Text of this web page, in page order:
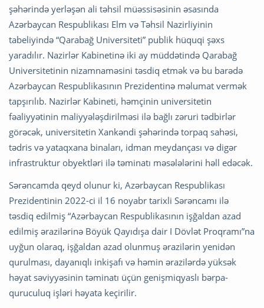
şəhərində yerləşən ali təhsil müəssisəsinin əsasında
Azərbaycan Respublikası Elm və Təhsil Nazirliyinin
tabeliyində “Qarabağ Universiteti” publik hüquqi şəxs
yaradılır. Nazirlər Kabinetinə iki ay müddətində Qarabağ
Universitetinin nizamnaməsini təsdiq etmək və bu barədə
Azərbaycan Respublikasının Prezidentinə məlumat vermək
tapşırılıb. Nazirlər Kabineti, həmçinin universitetin
fəaliyyətinin maliyyələşdirilməsi ilə bağlı zəruri tədbirlər
görəcək, universitetin Xankəndi şəhərində torpaq sahəsi,
tədris və yataqxana binaları, idman meydançası və digər
infrastruktur obyektləri ilə təminatı məsələlərini həll edəcək.
Sərəncamda qeyd olunur ki, Azərbaycan Respublikası
Prezidentinin 2022-ci il 16 noyabr tarixli Sərəncamı ilə
təsdiq edilmiş “Azərbaycan Respublikasının işğaldan azad
edilmiş ərazilərinə Böyük Qayıdışa dair I Dövlət Proqramı”na
uyğun olaraq, işğaldan azad olunmuş ərazilərin yenidən
qurulması, dayanıqlı inkişafı və həmin ərazilərdə yüksək
həyat səviyyəsinin təminatı üçün genişmiqyaslı bərpa-
quruculuq işləri həyata keçirilir.